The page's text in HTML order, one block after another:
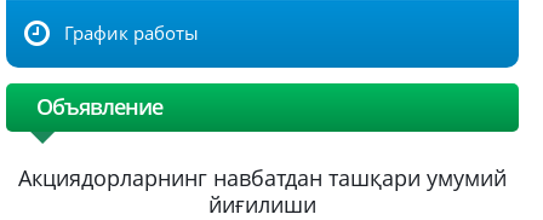
График работы
Объявление
Акциядорларнинг навбатдан ташқари умумий
йиғилиши